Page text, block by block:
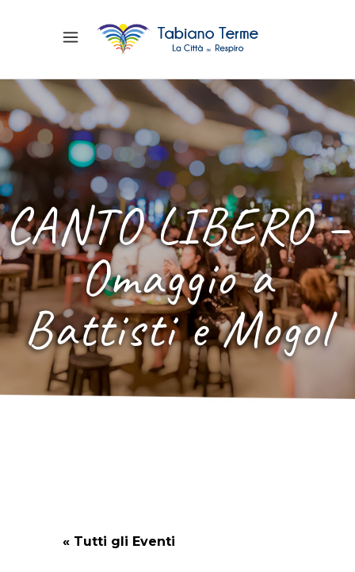
CANTO LIBERO –
Omaggio a
Battisti e Mogol
« Tutti gli Eventi